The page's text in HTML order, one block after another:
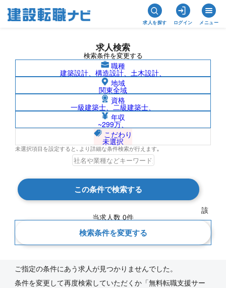
求人を探す ログイン メニュー
求人検索
検索条件を変更する
職種
建築設計、構造設計、土木設計、
地域
関東全域
資格
一級建築士、二級建築士、
年収
~299万、
こだわり
未選択
未選択項目を設定すると､より詳細な条件検索が行えます｡
この条件で検索する
該
当求人数 0件
検索条件を変更する
プラント（土建）/島根県の求人検索結果
一覧
新着順
ご指定の条件にあう求人が見つかりませんでした。
条件を変更して再度検索していただくか「無料転職支援サー